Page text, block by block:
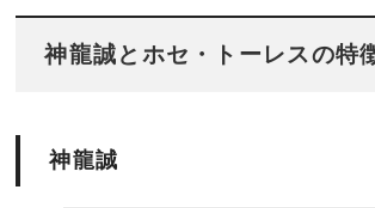
神龍誠とホセ・トーレスの特
神龍誠